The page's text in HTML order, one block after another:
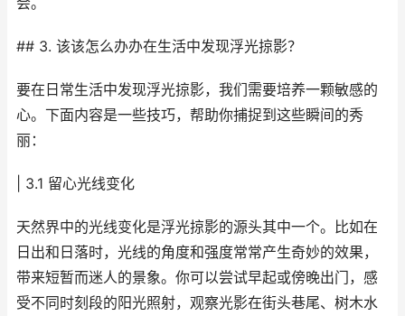
## 3. 该该怎么办办在生活中发现浮光掠影？
要在日常生活中发现浮光掠影，我们需要培养一颗敏感的
心。下面内容是一些技巧，帮助你捕捉到这些瞬间的秀
丽：
| 3.1 留心光线变化
天然界中的光线变化是浮光掠影的源头其中一个。比如在
日出和日落时，光线的角度和强度常常产生奇妙的效果，
带来短暂而迷人的景象。你可以尝试早起或傍晚出门，感
受不同时刻段的阳光照射，观察光影在街头巷尾、树木水